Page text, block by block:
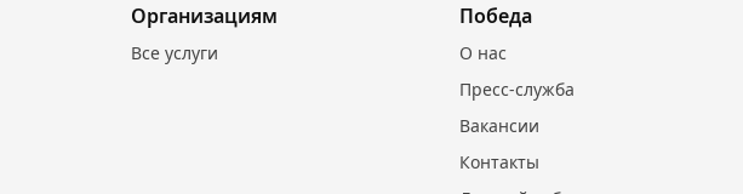
Организациям
Все услуги
Победа
О нас
Пресс-служба
Вакансии
Контакты